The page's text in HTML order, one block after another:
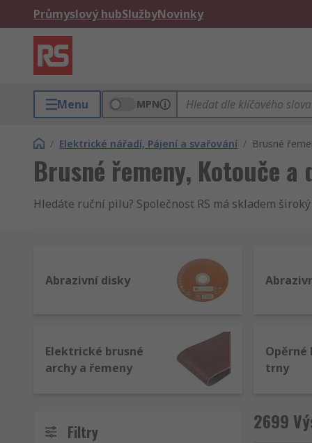
Průmyslový hubSlužbyNovinky
Menu MPN
/ Elektrické nářadí, Pájení a svařování / Brusné
Brusné řemeny, Kotouče a
Hledáte ruční pilu? Společnost RS má skladem
Abrazivní disky
Elektrické brusné
archy a řemeny
Opěrné
trny
Filtry 2699